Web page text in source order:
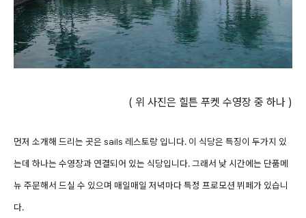
( 위 사진은 힐튼 푸켓 수영장 중 하나 )
먼저 소개해 드리는 곳은 sails 레스토랑 입니다. 이 식당은 특징이 두가지 있
는데 하나는 수영장과 연결되어 있는 식당입니다.그래서 낮 시간에는 단품메
뉴 주문해서 드실 수 있으며 매일매일 저녁마다 특정 프로모션 뷔페가 있습니
다.